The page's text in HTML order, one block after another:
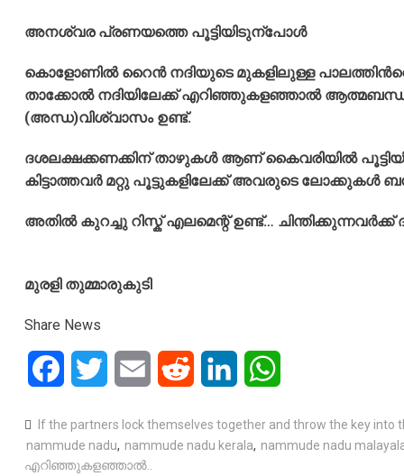
അനശ്വര പ്രണയത്തെ പൂട്ടിയിടുന്പോൾ
കൊളോണിൽ റൈൻ നദിയുടെ മുകളിലുള്ള പാലത്തിൻറെ
താക്കോൽ നദിയിലേക്ക് എറിഞ്ഞുകളഞ്ഞാൽ
(അന്ധ)വിശ്വാസം ഉണ്ട്.
ദശലക്ഷക്കണക്കിന് താഴുകൾ ആണ് കൈവരിയിൽ
കിട്ടാത്തവർ മറ്റു പൂട്ടുകളിലേക്ക് അവരുടെ ലോക്കുകൾ
അതിൽ കുറച്ചു റിസ്ക് എലമെന്റ് ഉണ്ട്… ചിന്തിക്കുന്നവർക്ക്
മുരളി തുമ്മാരുകുടി
Share News
FacebookTwitter Email Reddit LinkedIn
If the partners lock themselves together and throw the key into
nammude nadu, nammude nadu kerala, nammude nadu
എറിഞ്ഞുകളഞ്ഞാൽ..